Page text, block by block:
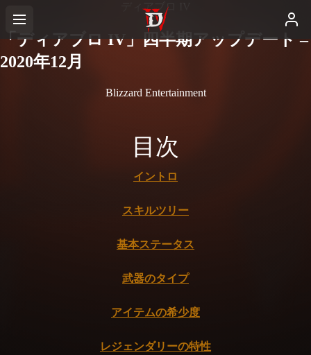
ディアブロ IV
「ディアブロ IV」四半期アップデート –
2020年12月
Blizzard Entertainment
目次
イントロ
スキルツリー
基本ステータス
武器のタイプ
アイテムの希少度
レジェンダリーの特性